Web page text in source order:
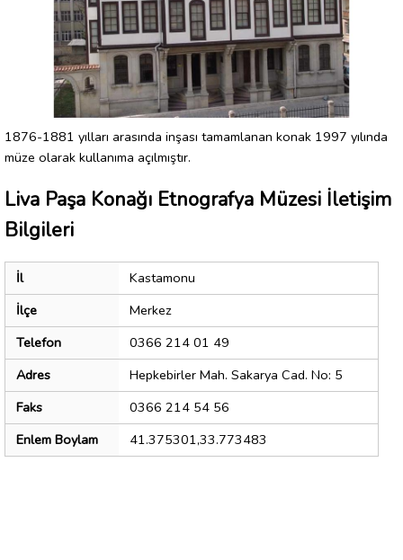
1876-1881 yılları arasında inşası tamamlanan konak 1997 yılında
müze olarak kullanıma açılmıştır.
Liva Paşa Konağı Etnografya Müzesi İletişim
Bilgileri
İl
Kastamonu
İlçe
Merkez
Telefon
0366 214 01 49
Adres
Hepkebirler Mah. Sakarya Cad. No: 5
Faks
0366 214 54 56
Enlem Boylam
41.375301,33.773483